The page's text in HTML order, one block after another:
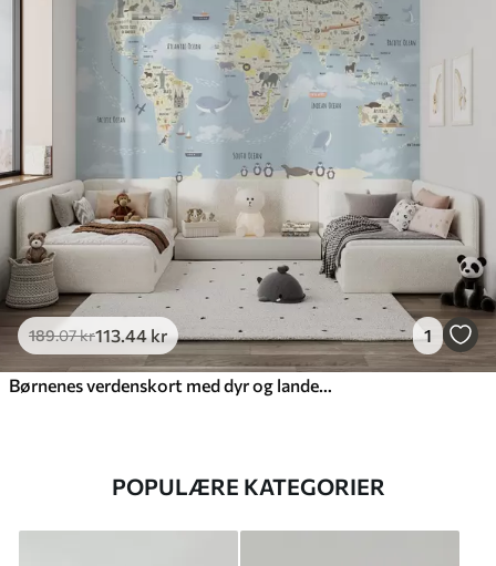
189.07kr113.44 kr 1
POPULÆRE KATEGORIER